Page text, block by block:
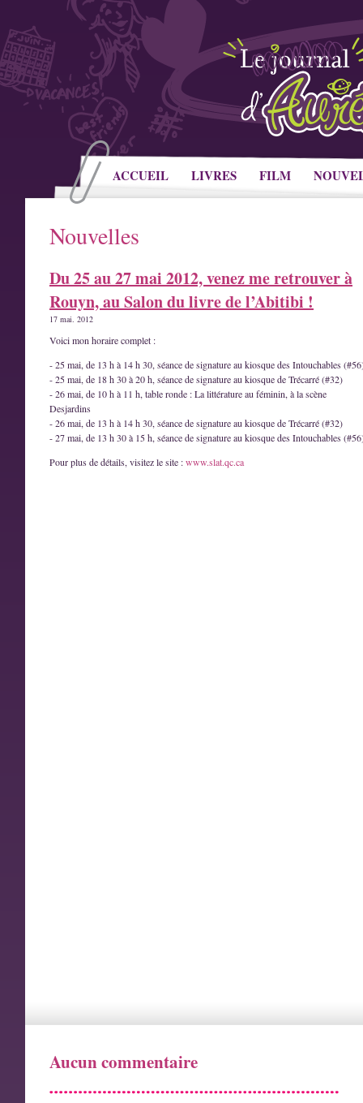
ACCUEIL LIVRES FILM
Nouvelles
Du 25 au 27 mai 2012, venez me retrouver à
Rouyn, au Salon du livre de l’Abitibi !
17 mai. 2012
Voici mon horaire complet :
- 25 mai, de 13 h à 14 h 30, séance de signature au kiosque des Intouchables
- 25 mai, de 18 h 30 à 20 h, séance de signature au kiosque de Trécarré (#32)
- 26 mai, de 10 h à 11 h, table ronde : La littérature au féminin, à la scène
Desjardins
- 26 mai, de 13 h à 14 h 30, séance de signature au kiosque de Trécarré (#32)
- 27 mai, de 13 h 30 à 15 h, séance de signature au kiosque des Intouchables
Pour plus de détails, visitez le site :www.slat.qc.ca
Aucun commentaire